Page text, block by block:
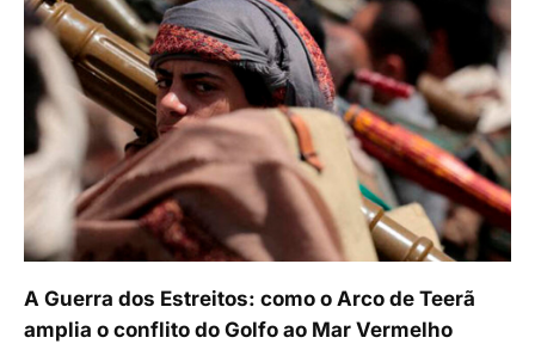
A Guerra dos Estreitos: como o Arco de Teerã
amplia o conflito do Golfo ao Mar Vermelho